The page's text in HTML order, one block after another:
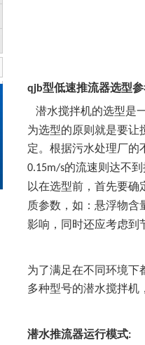
qjb型低速推流器选型
潜水搅拌机的选型是
为选型的原则就是要让
定。根据污水处理厂的
0.15m/s的流速则达不
以在选型前，首先要
质参数，如：悬浮物含
影响，同时还应考虑到
为了满足在不同环境下
多种型号的潜水搅拌机
潜水推流器运行模式: